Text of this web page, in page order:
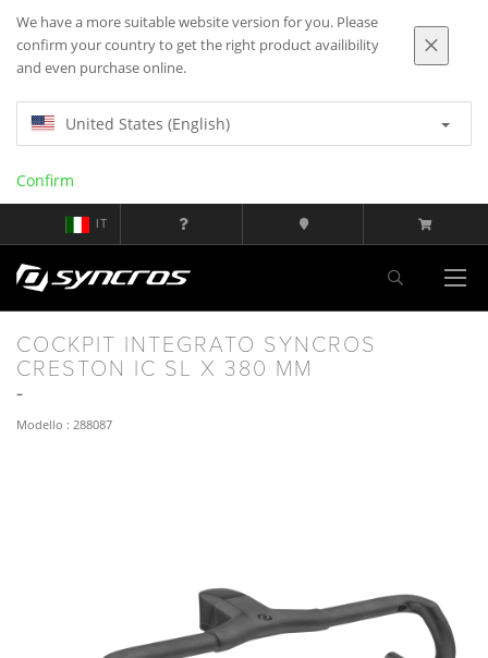
We have a more suitable website version for you. Please
confirm your country to get the right product availibility
and even purchase online.
United States (English)
Confirm
IT
COCKPIT INTEGRATO SYNCROS
CRESTON IC SL X 380 MM
Modello : 288087